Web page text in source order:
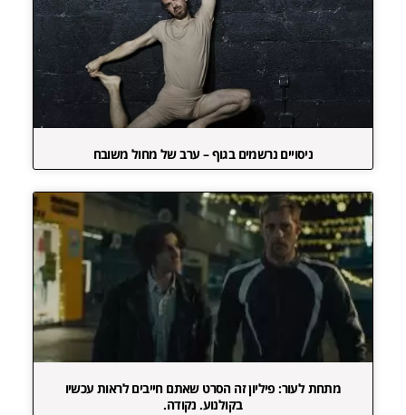
ניסויים נרשמים בגוף – ערב של מחול משובח
מתחת לעור: פיליון זה הסרט שאתם חייבים לראות עכשיו
בקולנוע. נקודה.